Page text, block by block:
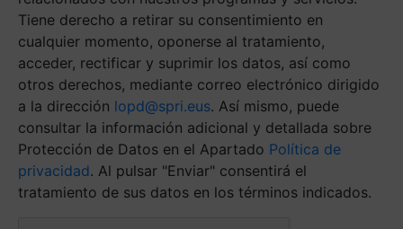
Tiene derecho a retirar su consentimiento en
cualquier momento, oponerse al tratamiento,
acceder, rectificar y suprimir los datos, así como
otros derechos, mediante correo electrónico dirigido
a la dirección lopd@spri.eus. Así mismo, puede
consultar la información adicional y detallada sobre
Protección de Datos en el Apartado Política de
privacidad. Al pulsar "Enviar" consentirá el
tratamiento de sus datos en los términos indicados.